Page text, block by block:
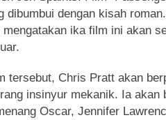
dibumbui dengan kisah
mengatakan ika film ini akan
tersebut, Chris Pratt akan
insinyur mekanik. Ia akan
Oscar, Jennifer